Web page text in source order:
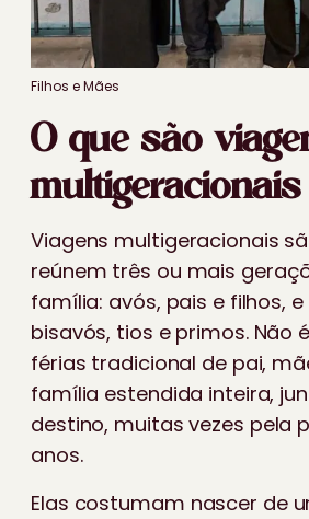
Filhos e Mães
O que são
multigeracionais
Viagens multigeracionais
reúnem três ou mais
família: avós, pais e filhos, e
bisavós, tios e primos. Não
férias tradicional de pai,
família estendida inteira,
destino, muitas vezes pela
anos.
Elas costumam nascer de